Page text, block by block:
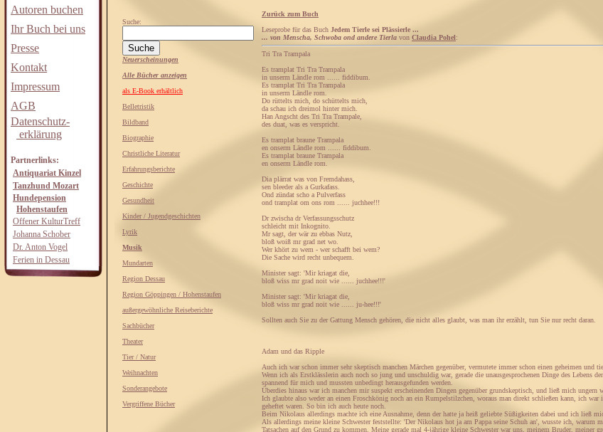
Autoren buchen
Ihr Buch bei uns
Presse
Kontakt
Impressum
AGB
Datenschutz-
erklärung
Partnerlinks:
Antiquariat Kinzel
Tanzhund Mozart
Hundepension
Hohenstaufen
Offener KulturTreff
Johanna Schober
Dr. Anton Vogel
Ferien in Dessau
Suche:
Neuerscheinungen
Alle Bücher anzeigen
als E-Book erhältlich
Belletristik
Bildband
Biographie
Christliche Literatur
Erfahrungsberichte
Geschichte
Gesundheit
Kinder / Jugendgeschichten
Lyrik
Musik
Mundarten
Region Dessau
Region Göppingen / Hohenstaufen
außergewöhnliche Reiseberichte
Sachbücher
Theater
Tier / Natur
Weihnachten
Sonderangebote
Vergriffene Bücher
Zurück zum Buch
Leseprobe für das Buch Jedem Tierle sei Plässierle ...
... von Menscha, Schwoba ond andere Tierla von Claudia Pohel:
Tri Tra Trampala
Es tramplat Tri Tra Trampala
in unserm Ländle rom ...... fiddibum.
Es tramplat Tri Tra Trampala
in unserm Ländle rom.
Do rüttelts mich, do schüttelts mich,
da schau ich dreimol hinter mich.
Han Angscht des Tri Tra Trampale,
des duat, was es verspricht.
Es tramplat braune Trampala
en onserm Ländle rom ...... fiddibum.
Es tramplat braune Trampala
en onserm Ländle rom.
Dia plärrat was von Fremdahass,
sen bleeder als a Gurkafass.
Ond zündat scho a Pulverfass
ond tramplat om ons rom ...... juchhee!!!
Dr zwischa dr Verfassungsschutz
schleicht mit Inkognito.
Mr sagt, der wär zu ebbas Nutz,
bloß woiß mr grad net wo.
Wer khört zu wem - wer schafft bei wem?
Die Sache wird recht unbequem.
Minister sagt: 'Mir kriagat die,
bloß wiss mr grad noit wie ...... juchhee!!!'
Minister sagt: 'Mir kriagat die,
bloß wiss mr grad noit wie ...... ju-hee!!!'
Sollten auch Sie zu der Gattung Mensch gehören, die nicht alles glaubt, was man ihr erzählt, tun Sie nur recht daran.
Adam und das Ripple
Auch ich war schon immer sehr skeptisch manchen Märchen gegenüber, vermutete immer schon einen geheimen
Wenn ich als Erstklässlerin auch noch so jung und unschuldig war, gerade die unausgesprochenen Dinge des Lebens
spannend für mich und mussten unbedingt herausgefunden werden.
Überdies hinaus war ich manchen mir suspekt erscheinenden Dingen gegenüber grundskeptisch, und ließ mich
Ich glaubte also weder an einen Froschkönig noch an ein Rumpelstilzchen, woraus man direkt schließen kann, ich
geheftet waren. So bin ich auch heute noch.
Beim Nikolaus allerdings machte ich eine Ausnahme, denn der hatte ja heiß geliebte Süßigkeiten dabei und ich ließ
Als allerdings meine kleine Schwester feststellte: 'Der Nikolaus hot ja am Pappa seine Schuh an', wusste ich, warum
Tatsachen auf den Grund zu kommen. Meine gerade mal 4-jährige kleine Schwester war uns, meinem Bruder, meiner